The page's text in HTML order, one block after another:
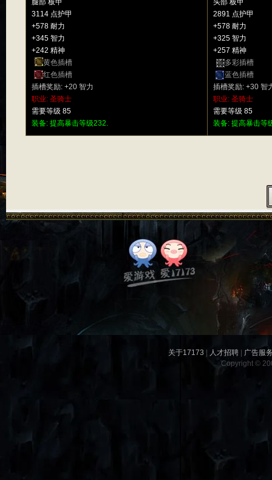
腿部 板甲
3114 点护甲
+578 耐力
+345 智力
+242 精神
黄色插槽
红色插槽
插槽奖励: +20 智力
职业: 圣骑士
需要等级 85
装备: 提高暴击等级232.
头部 板甲
2891 点护甲
+578 耐力
+325 智力
+257 精神
多彩插槽
蓝色插槽
插槽奖励: +30 智
职业: 圣骑士
需要等级 85
装备: 提高暴击等
关于17173 人才招聘
广告服
Copyright ©